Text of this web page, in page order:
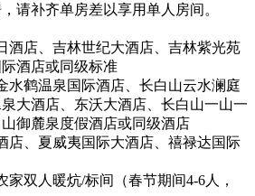
请补齐单房差以享用单人房间。
酒店、吉林世纪大酒店、吉林紫光苑
酒店或同级标准
水鹤温泉国际酒店、长白山云水澜庭
大酒店、东沃大酒店、长白山一山一
御麓泉度假酒店或同级酒店
店、夏威夷国际大酒店、禧禄达国际
家双人暖炕/标间（春节期间4-6人，